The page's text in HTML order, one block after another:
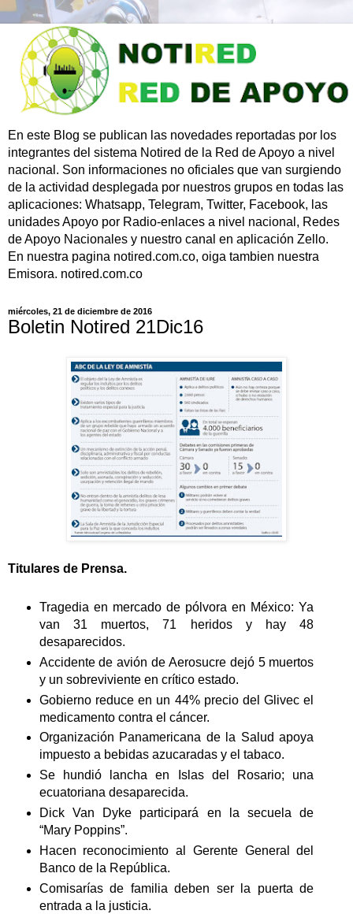
En este Blog se publican las novedades reportadas por los
integrantes del sistema Notired de la Red de Apoyo a nivel
nacional. Son informaciones no oficiales que van surgiendo
de la actividad desplegada por nuestros grupos en todas las
aplicaciones: Whatsapp, Telegram, Twitter, Facebook, las
unidades Apoyo por Radio-enlaces a nivel nacional, Redes
de Apoyo Nacionales y nuestro canal en aplicación Zello.
En nuestra pagina notired.com.co, oiga tambien nuestra
Emisora. notired.com.co
miércoles, 21 de diciembre de 2016
Boletin Notired 21Dic16
Titulares de Prensa.
Tragedia en mercado de pólvora en México: Ya
van 31 muertos, 71 heridos y hay 48
desaparecidos.
Accidente de avión de Aerosucre dejó 5 muertos
y un sobreviviente en crítico estado.
Gobierno reduce en un 44% precio del Glivec el
medicamento contra el cáncer.
Organización Panamericana de la Salud apoya
impuesto a bebidas azucaradas y el tabaco.
Se hundió lancha en Islas del Rosario; una
ecuatoriana desaparecida.
Dick Van Dyke participará en la secuela de
“Mary Poppins”.
Hacen reconocimiento al Gerente General del
Banco de la República.
Comisarías de familia deben ser la puerta de
entrada a la justicia.